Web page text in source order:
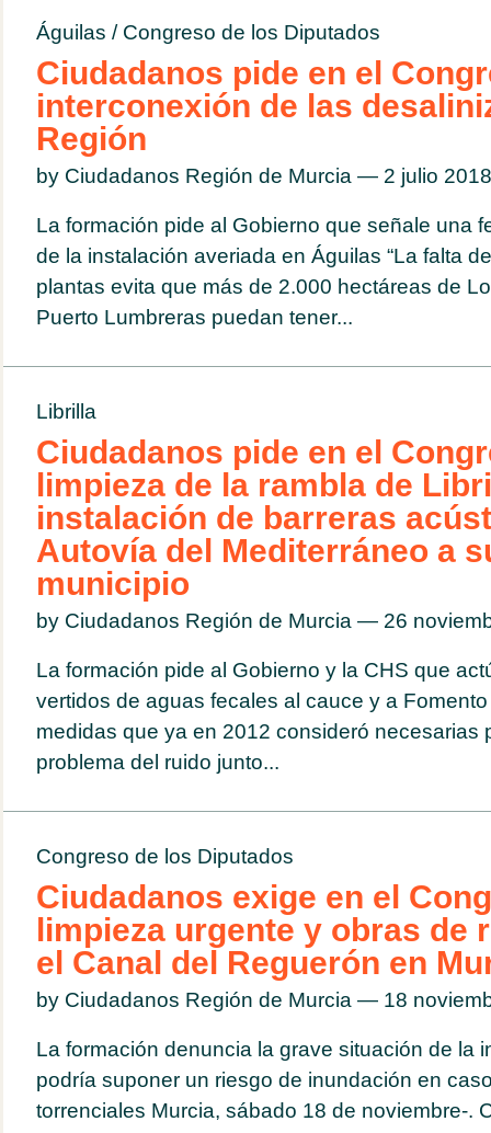
Águilas / Congreso de los Diputados
Ciudadanos pide en el
interconexión de las
Región
by Ciudadanos Región de Murcia — 2 julio
La formación pide al Gobierno que señale una
de la instalación averiada en Águilas “La falta
plantas evita que más de 2.000 hectáreas de
Puerto Lumbreras puedan tener...
Librilla
Ciudadanos pide en el
limpieza de la rambla de
instalación de barreras
Autovía del Mediterráneo a
municipio
by Ciudadanos Región de Murcia — 26
La formación pide al Gobierno y la CHS que
vertidos de aguas fecales al cauce y a
medidas que ya en 2012 consideró necesarias
problema del ruido junto...
Congreso de los Diputados
Ciudadanos exige en el
limpieza urgente y obras de
el Canal del Reguerón en
by Ciudadanos Región de Murcia — 18
La formación denuncia la grave situación de la
podría suponer un riesgo de inundación en caso
torrenciales Murcia, sábado 18 de noviembre-.